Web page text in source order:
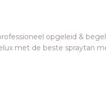
opgeleid &
met de beste spraytan